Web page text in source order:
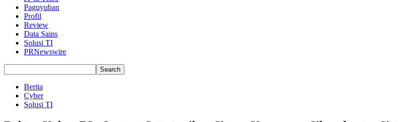
Paguyuban
Profil
Review
Data Sains
Solusi TI
PRNewswire
Berita
Cyber
Solusi TI